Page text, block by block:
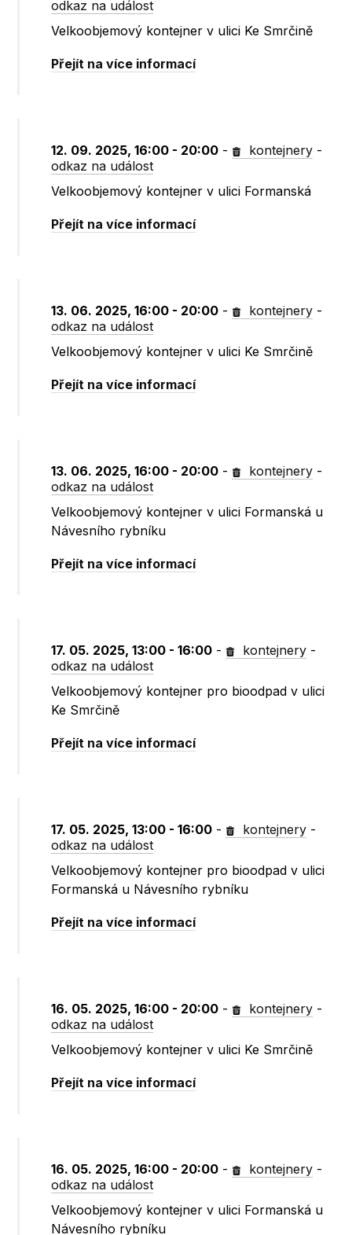
odkaz na událost
Velkoobjemový kontejner v ulici Ke Smrčině
Přejít na více informací
12. 09. 2025, 16:00 - 20:00 - kontejnery -
odkaz na událost
Velkoobjemový kontejner v ulici Formanská
Přejít na více informací
13. 06. 2025, 16:00 - 20:00 - kontejnery -
odkaz na událost
Velkoobjemový kontejner v ulici Ke Smrčině
Přejít na více informací
13. 06. 2025, 16:00 - 20:00 - kontejnery -
odkaz na událost
Velkoobjemový kontejner v ulici Formanská u
Návesního rybníku
Přejít na více informací
17. 05. 2025, 13:00 - 16:00 - kontejnery -
odkaz na událost
Velkoobjemový kontejner pro bioodpad v ulici
Ke Smrčině
Přejít na více informací
17. 05. 2025, 13:00 - 16:00 - kontejnery -
odkaz na událost
Velkoobjemový kontejner pro bioodpad v ulici
Formanská u Návesního rybníku
Přejít na více informací
16. 05. 2025, 16:00 - 20:00 - kontejnery -
odkaz na událost
Velkoobjemový kontejner v ulici Ke Smrčině
Přejít na více informací
16. 05. 2025, 16:00 - 20:00 - kontejnery -
odkaz na událost
Velkoobjemový kontejner v ulici Formanská u
Návesního rybníku